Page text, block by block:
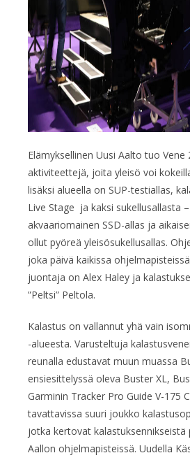
Elämyksellinen Uusi Aalto tuo Vene
aktiviteettejä, joita yleisö voi
lisäksi alueella on SUP-testiallas,
Live Stage ja kaksi sukellusallasta
akvaariomainen SSD-allas ja
ollut pyöreä yleisösukellusallas.
joka päivä kaikissa
juontaja on Alex Haley ja
”Peltsi” Peltola.
Kalastus on vallannut yhä vain
-alueesta. Varusteltuja
reunalla edustavat muun muassa
ensiesittelyssä oleva Buster XL,
Garminin Tracker Pro Guide V-175
tavattavissa suuri joukko
jotka kertovat kalastuksennikseistä
Aallon ohjelmapisteissä. Uudella